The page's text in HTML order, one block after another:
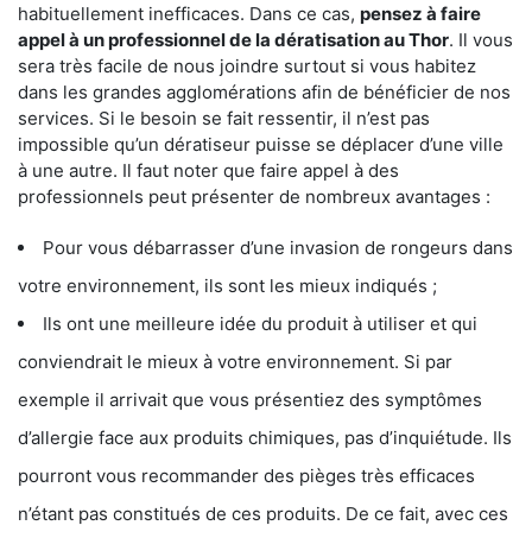
habituellement inefficaces. Dans ce cas, pensez à faire
appel à un professionnel de la dératisation au Thor. Il vous
sera très facile de nous joindre surtout si vous habitez
dans les grandes agglomérations afin de bénéficier de nos
services. Si le besoin se fait ressentir, il n’est pas
impossible qu’un dératiseur puisse se déplacer d’une ville
à une autre. Il faut noter que faire appel à des
professionnels peut présenter de nombreux avantages :
Pour vous débarrasser d’une invasion de rongeurs dans
votre environnement, ils sont les mieux indiqués ;
Ils ont une meilleure idée du produit à utiliser et qui
conviendrait le mieux à votre environnement. Si par
exemple il arrivait que vous présentiez des symptômes
d’allergie face aux produits chimiques, pas d’inquiétude. Ils
pourront vous recommander des pièges très efficaces
n’étant pas constitués de ces produits. De ce fait, avec ces